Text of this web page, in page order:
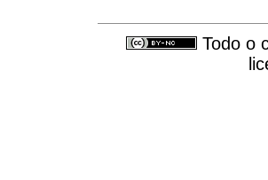
Todo o